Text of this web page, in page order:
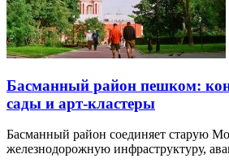
Басманный район пешком:
сады и арт-кластеры
Басманный район соединяет старую
железнодорожную инфраструктуру,